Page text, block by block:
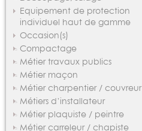
Equipement de protection
individuel haut de gamme
Occasion(s)
Compactage
Métier travaux publics
Métier maçon
Métier charpentier / couvreur
Métiers d’installateur
Métier plaquiste / peintre
Métier carreleur / chapiste